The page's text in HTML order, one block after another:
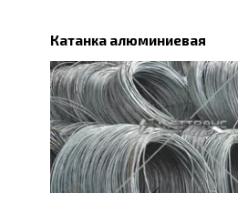
Катанка алюминиевая